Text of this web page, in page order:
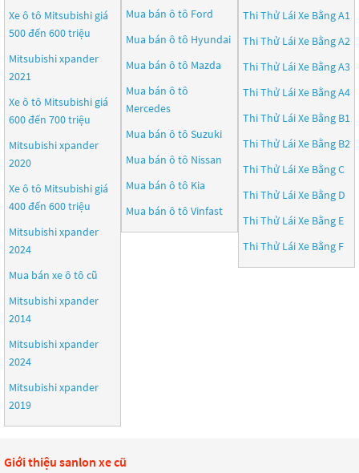
Xe ô tô Mitsubishi giá
500 đến 600 triệu
Mitsubishi xpander
2021
Xe ô tô Mitsubishi giá
600 đến 700 triệu
Mitsubishi xpander
2020
Xe ô tô Mitsubishi giá
400 đến 600 triệu
Mitsubishi xpander
2024
Mua bán xe ô tô cũ
Mitsubishi xpander
2014
Mitsubishi xpander
2024
Mitsubishi xpander
2019
Mua bán ô tô Ford
Mua bán ô tô Hyundai
Mua bán ô tô Mazda
Mua bán ô tô
Mercedes
Mua bán ô tô Suzuki
Mua bán ô tô Nissan
Mua bán ô tô Kia
Mua bán ô tô Vinfast
Thi Thử Lái Xe Bằng A1
Thi Thử Lái Xe Bằng A2
Thi Thử Lái Xe Bằng A3
Thi Thử Lái Xe Bằng A4
Thi Thử Lái Xe Bằng B1
Thi Thử Lái Xe Bằng B2
Thi Thử Lái Xe Bằng C
Thi Thử Lái Xe Bằng D
Thi Thử Lái Xe Bằng E
Thi Thử Lái Xe Bằng F
Giới thiệu sanlon xe cũ